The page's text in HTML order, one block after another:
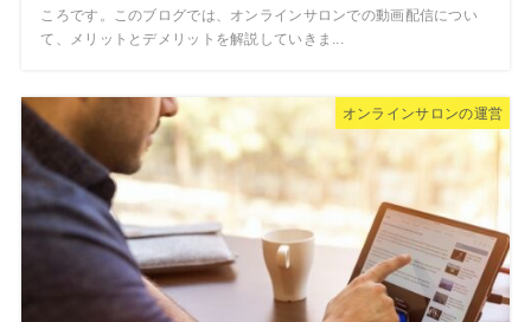
ころです。このブログでは、オンラインサロンでの動画配信につい
て、メリットとデメリットを解説していきま...
オンラインサロンの運営